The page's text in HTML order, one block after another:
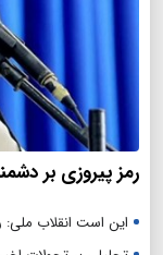
رمز پیروزی بر
این است انقلاب